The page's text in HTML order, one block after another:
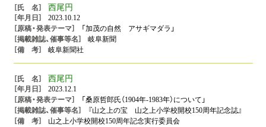
西尾円
2023.10.12
「加茂の自然 アサギマダラ」
岐阜新聞
岐阜新聞社
西尾円
2023.12.1
「桑原哲郎氏（1904年-1983年）について」
『山之上の宝 山之上小学校開校150周年記念誌』
山之上小学校開校150周年記念実行委員会